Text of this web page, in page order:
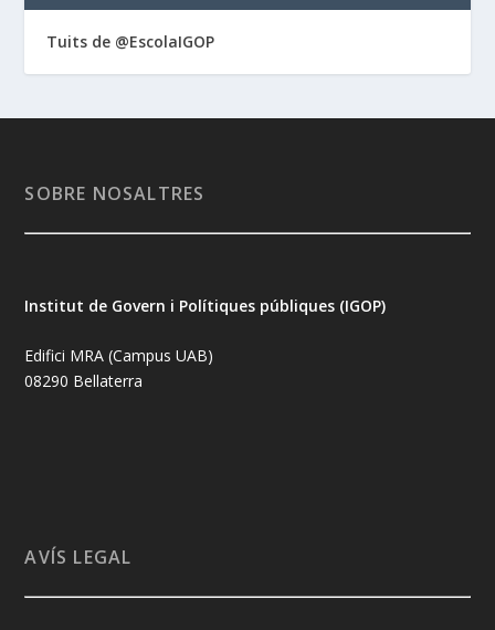
Tuits de @EscolaIGOP
SOBRE NOSALTRES
Institut de Govern i Polítiques públiques (IGOP)
Edifici MRA (Campus UAB)
08290 Bellaterra
AVÍS LEGAL